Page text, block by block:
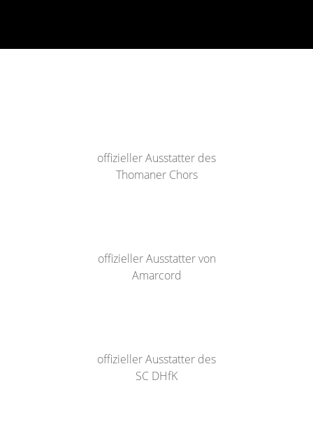
offizieller Ausstatter des
Thomaner Chors
offizieller Ausstatter von
Amarcord
offizieller Ausstatter des
SC DHfK